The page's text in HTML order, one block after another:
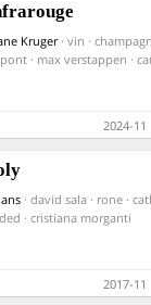
Kruger · vin ·
· max verstappen ·
2024-11
· david sala · rone ·
· cristiana morganti
2017-11